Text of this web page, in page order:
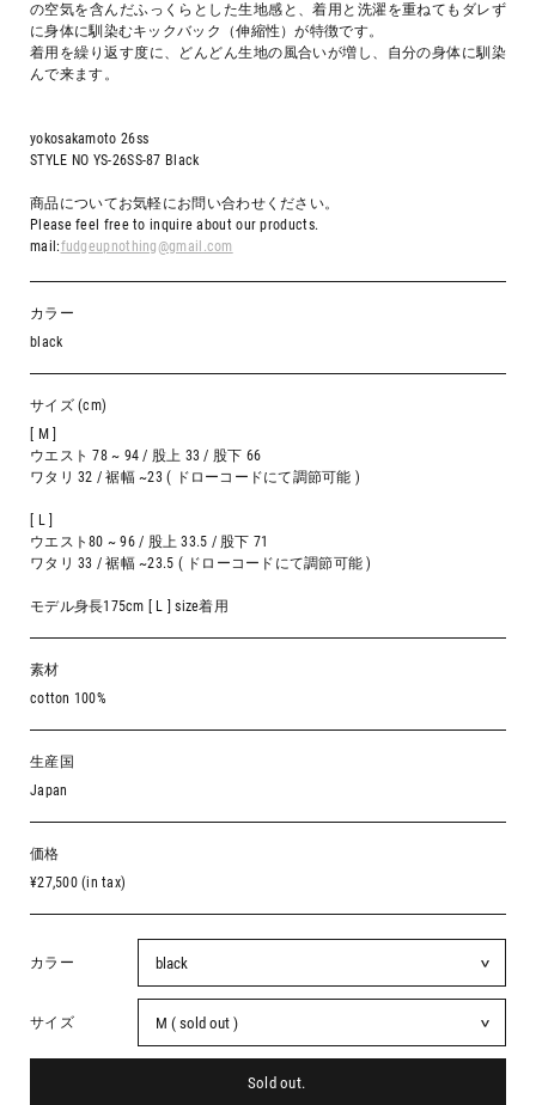
の空気を含んだふっくらとした生地感と、着用と洗濯を重ねてもダレず
に身体に馴染むキックバック（伸縮性）が特徴です。
着用を繰り返す度に、どんどん生地の風合いが増し、自分の身体に馴染
んで来ます。
yokosakamoto 26ss
STYLE NO YS-26SS-87 Black
商品についてお気軽にお問い合わせください。
Please feel free to inquire about our products.
mail:fudgeupnothing@gmail.com
カラー
black
サイズ (cm)
[ M ]
ウエスト 78 ~ 94 / 股上 33 / 股下 66
ワタリ 32 / 裾幅 ~23 ( ドローコードにて調節可能 )
[ L ]
ウエスト80 ~ 96 / 股上 33.5 / 股下 71
ワタリ 33 / 裾幅 ~23.5 ( ドローコードにて調節可能 )
モデル身長175cm [ L ] size着用
素材
cotton 100%
生産国
Japan
価格
¥27,500 (in tax)
カラー
サイズ
Sold out.